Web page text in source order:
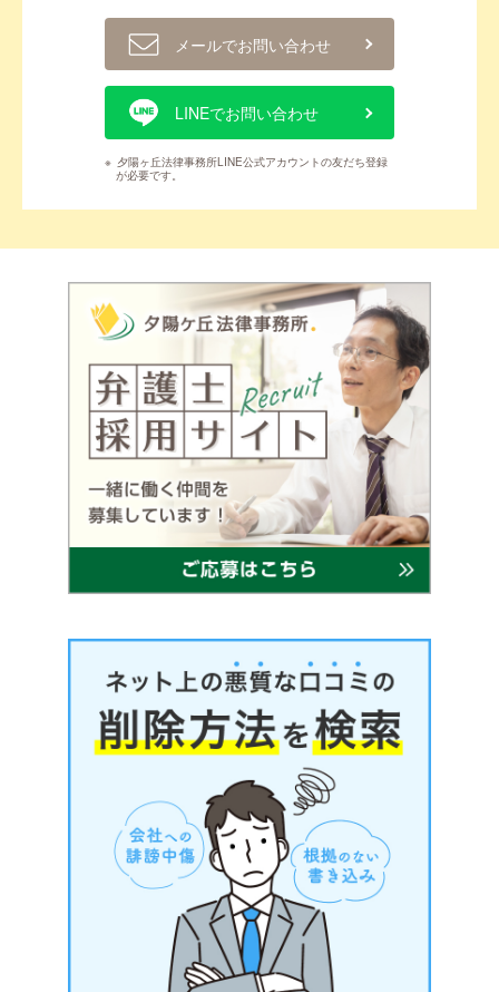
メールでお問い合わせ
LINEでお問い合わせ
※ 夕陽ヶ丘法律事務所LINE公式アカウントの友だち登録
が必要です。